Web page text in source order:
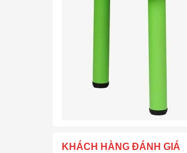
KHÁCH HÀNG ĐÁNH GIÁ